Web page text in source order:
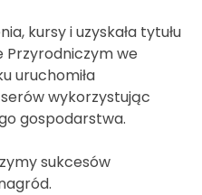
kursy i uzyskała tytułu
Przyrodniczym we
uruchomiła
wykorzystując
gospodarstwa.
sukcesów